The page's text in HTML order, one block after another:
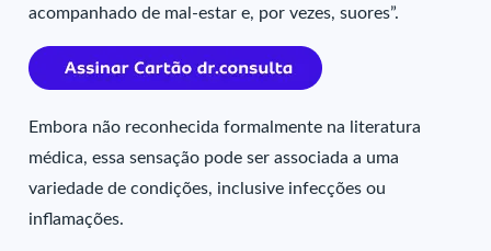
acompanhado de mal-estar e, por vezes, suores”.
Embora não reconhecida formalmente na literatura
médica, essa sensação pode ser associada a uma
variedade de condições, inclusive infecções ou
inflamações.